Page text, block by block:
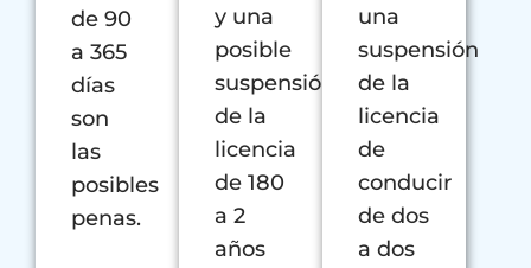
de 90
a 365
días
son
las
posibles
penas.
y una
posible
suspensión
de la
licencia
de 180
a 2
años
una
suspensión
de la
licencia
de
conducir
de dos
a dos